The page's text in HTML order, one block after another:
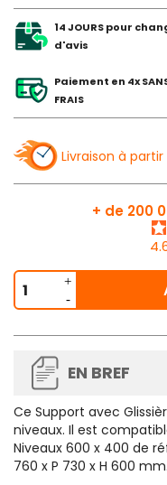
14 JOURS pour
d'avis
Paiement en 4x
FRAIS
Livraison à partir
+ de 200
EN BREF
Ce Support avec
niveaux. Il est
Niveaux 600 x 400 de
760 x P 730 x H 600 mm.